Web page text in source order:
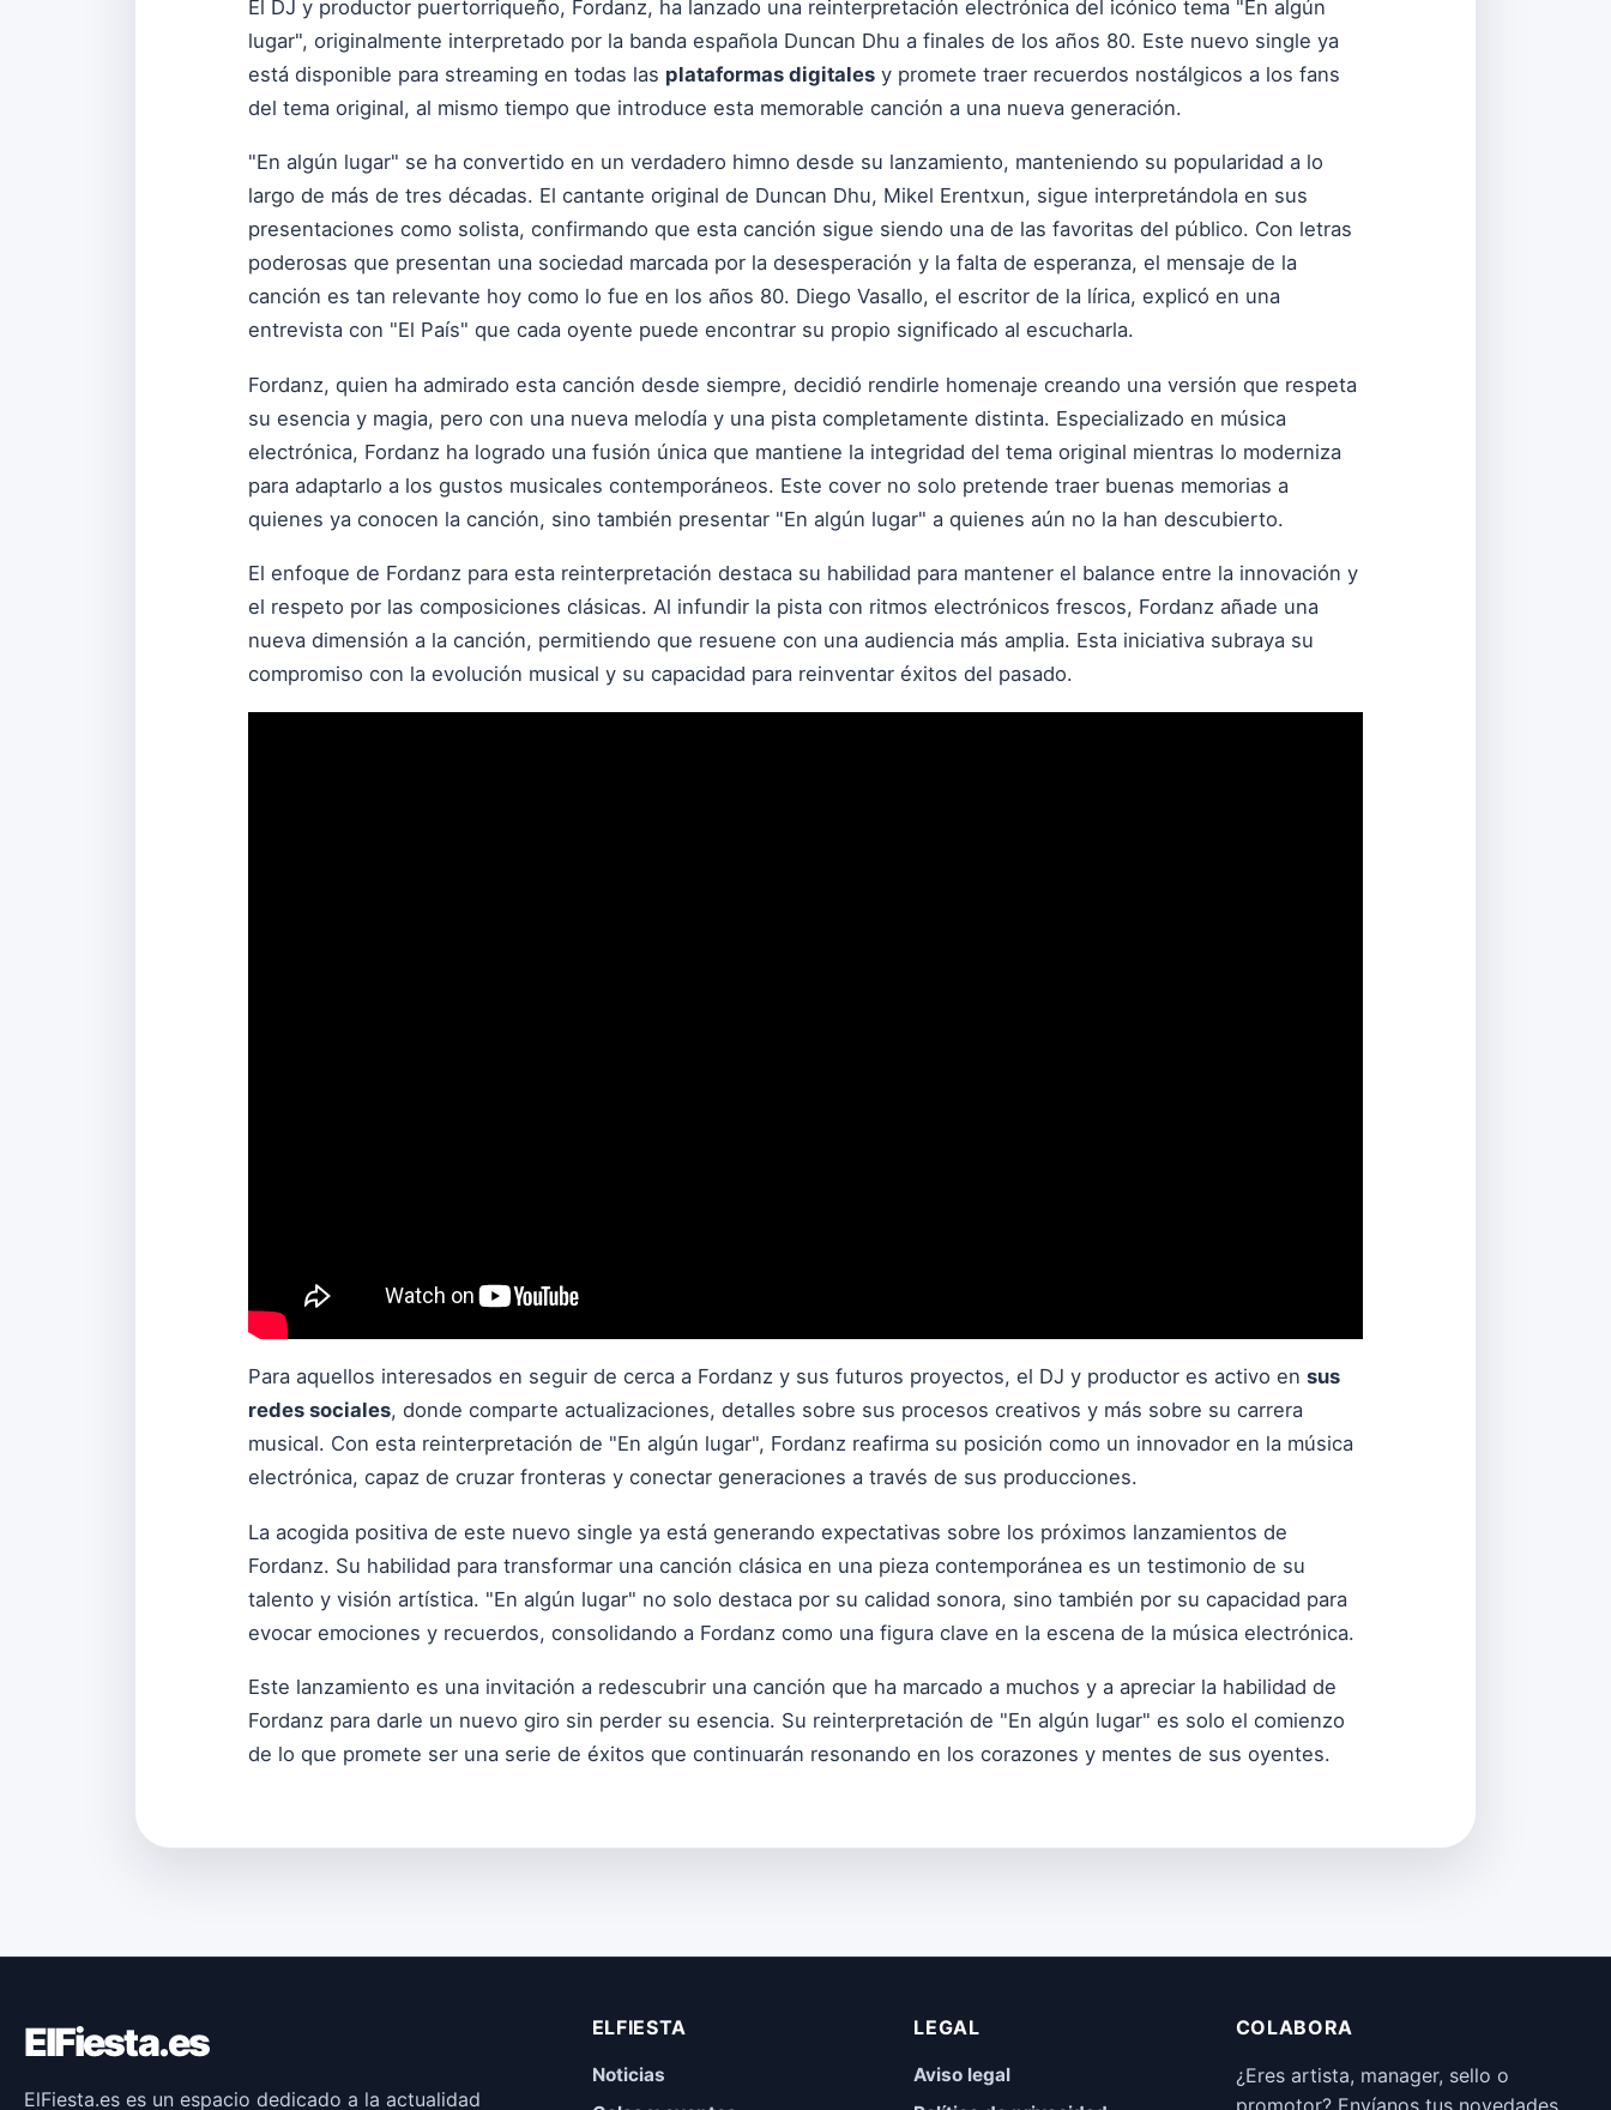
El DJ y productor puertorriqueño, Fordanz, ha lanzado una reinterpretación electrónica del icónico tema "En algún
lugar", originalmente interpretado por la banda española Duncan Dhu a finales de los años 80. Este nuevo single ya
está disponible para streaming en todas las plataformas digitales y promete traer recuerdos nostálgicos a los fans
del tema original, al mismo tiempo que introduce esta memorable canción a una nueva generación.
"En algún lugar" se ha convertido en un verdadero himno desde su lanzamiento, manteniendo su popularidad a lo
largo de más de tres décadas. El cantante original de Duncan Dhu, Mikel Erentxun, sigue interpretándola en sus
presentaciones como solista, confirmando que esta canción sigue siendo una de las favoritas del público. Con letras
poderosas que presentan una sociedad marcada por la desesperación y la falta de esperanza, el mensaje de la
canción es tan relevante hoy como lo fue en los años 80. Diego Vasallo, el escritor de la lírica, explicó en una
entrevista con "El País" que cada oyente puede encontrar su propio significado al escucharla.
Fordanz, quien ha admirado esta canción desde siempre, decidió rendirle homenaje creando una versión que respeta
su esencia y magia, pero con una nueva melodía y una pista completamente distinta. Especializado en música
electrónica, Fordanz ha logrado una fusión única que mantiene la integridad del tema original mientras lo moderniza
para adaptarlo a los gustos musicales contemporáneos. Este cover no solo pretende traer buenas memorias a
quienes ya conocen la canción, sino también presentar "En algún lugar" a quienes aún no la han descubierto.
El enfoque de Fordanz para esta reinterpretación destaca su habilidad para mantener el balance entre la innovación y
el respeto por las composiciones clásicas. Al infundir la pista con ritmos electrónicos frescos, Fordanz añade una
nueva dimensión a la canción, permitiendo que resuene con una audiencia más amplia. Esta iniciativa subraya su
compromiso con la evolución musical y su capacidad para reinventar éxitos del pasado.
Para aquellos interesados en seguir de cerca a Fordanz y sus futuros proyectos, el DJ y productor es activo en sus
redes sociales, donde comparte actualizaciones, detalles sobre sus procesos creativos y más sobre su carrera
musical. Con esta reinterpretación de "En algún lugar", Fordanz reafirma su posición como un innovador en la música
electrónica, capaz de cruzar fronteras y conectar generaciones a través de sus producciones.
La acogida positiva de este nuevo single ya está generando expectativas sobre los próximos lanzamientos de
Fordanz. Su habilidad para transformar una canción clásica en una pieza contemporánea es un testimonio de su
talento y visión artística. "En algún lugar" no solo destaca por su calidad sonora, sino también por su capacidad para
evocar emociones y recuerdos, consolidando a Fordanz como una figura clave en la escena de la música electrónica.
Este lanzamiento es una invitación a redescubrir una canción que ha marcado a muchos y a apreciar la habilidad de
Fordanz para darle un nuevo giro sin perder su esencia. Su reinterpretación de "En algún lugar" es solo el comienzo
de lo que promete ser una serie de éxitos que continuarán resonando en los corazones y mentes de sus oyentes.
ElFiesta.es
ElFiesta.es es un espacio dedicado a la actualidad
ELFIESTA
Noticias
LEGAL
Aviso legal
COLABORA
¿Eres artista, manager, sello o
promotor? Envíanos tus novedades,